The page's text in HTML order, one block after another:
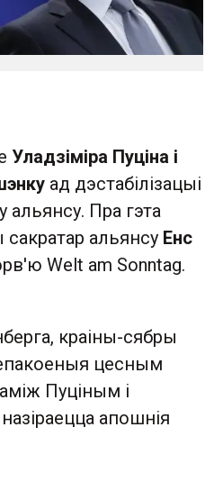
Уладзіміра Пуціна і
ад дэстабілізацыі
альянсу. Пра гэта
альянсу Енс
Welt am Sonntag.
краіны-сябры
цесным
Пуціным і
апошнія